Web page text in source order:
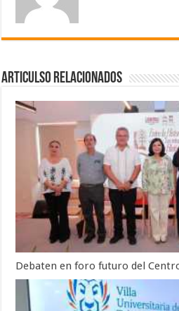
Articulso Relacionados
Debaten en foro futuro del